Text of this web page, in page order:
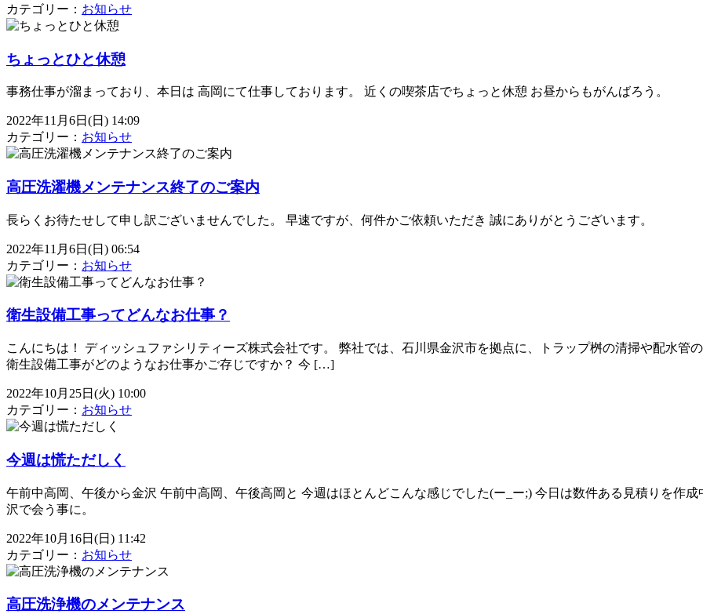
カテゴリー： お知らせ
ちょっとひと休憩
事務仕事が溜まっており、本日は 高岡にて仕事しております。 近くの喫茶店でちょっと休憩 お昼からもがんばろう。
2022年11月6日(日) 14:09
カテゴリー： お知らせ
高圧洗濯機メンテナンス終了のご案内
長らくお待たせして申し訳ございませんでした。 早速ですが、何件かご依頼いただき 誠にありがとうございます。
2022年11月6日(日) 06:54
カテゴリー： お知らせ
衛生設備工事ってどんなお仕事？
こんにちは！ ディッシュファシリティーズ株式会社です。 弊社では、石川県金沢市を拠点に、トラップ桝の清掃や配水管
衛生設備工事がどのようなお仕事かご存じですか？ 今 […]
2022年10月25日(火) 10:00
カテゴリー： お知らせ
今週は慌ただしく
午前中高岡、午後から金沢 午前中高岡、午後高岡と 今週はほとんどこんな感じでした(ー_ー;) 今日は数件ある見積りを作
沢で会う事に。
2022年10月16日(日) 11:42
カテゴリー： お知らせ
高圧洗浄機のメンテナンス